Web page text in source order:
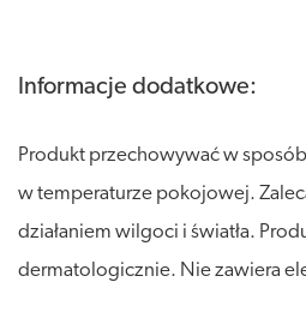
Informacje dodatkowe:
Produkt przechowywać w
w temperaturze pokojowej.
działaniem wilgoci i światła.
dermatologicznie. Nie zawiera